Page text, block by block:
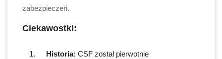
zabezpieczeń.
Ciekawostki:
Historia: CSF został pierwotnie